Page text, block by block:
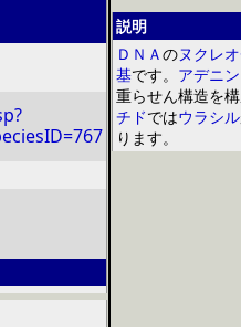
説明
ＤＮＡのヌクレ
基です。 アデニン
重らせん構造を構
チドではウラシル
ります。